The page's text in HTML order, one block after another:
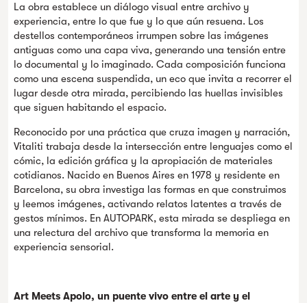
La obra establece un diálogo visual entre archivo y
experiencia, entre lo que fue y lo que aún resuena. Los
destellos contemporáneos irrumpen sobre las imágenes
antiguas como una capa viva, generando una tensión entre
lo documental y lo imaginado. Cada composición funciona
como una escena suspendida, un eco que invita a recorrer el
lugar desde otra mirada, percibiendo las huellas invisibles
que siguen habitando el espacio.
Reconocido por una práctica que cruza imagen y narración,
Vitaliti trabaja desde la intersección entre lenguajes como el
cómic, la edición gráfica y la apropiación de materiales
cotidianos. Nacido en Buenos Aires en 1978 y residente en
Barcelona, su obra investiga las formas en que construimos
y leemos imágenes, activando relatos latentes a través de
gestos mínimos. En AUTOPARK, esta mirada se despliega en
una relectura del archivo que transforma la memoria en
experiencia sensorial.
Art Meets Apolo, un puente vivo entre el arte y el